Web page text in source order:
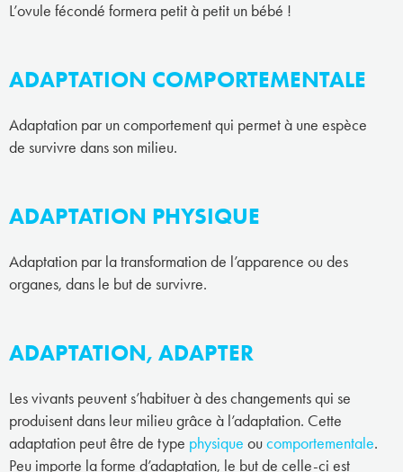
L’ovule fécondé formera petit à petit un bébé !
ADAPTATION COMPORTEMENTALE
Adaptation par un comportement qui permet à une espèce
de survivre dans son milieu.
ADAPTATION PHYSIQUE
Adaptation par la transformation de l’apparence ou des
organes, dans le but de survivre.
ADAPTATION, ADAPTER
Les vivants peuvent s’habituer à des changements qui se
produisent dans leur milieu grâce à l’adaptation. Cette
adaptation peut être de type physique oucomportementale.
Peu importe la forme d’adaptation, le but de celle-ci est